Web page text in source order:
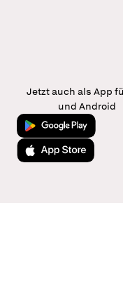
Jetzt auch als App
und Android
Jetzt bei Google Play
Laden im App Store